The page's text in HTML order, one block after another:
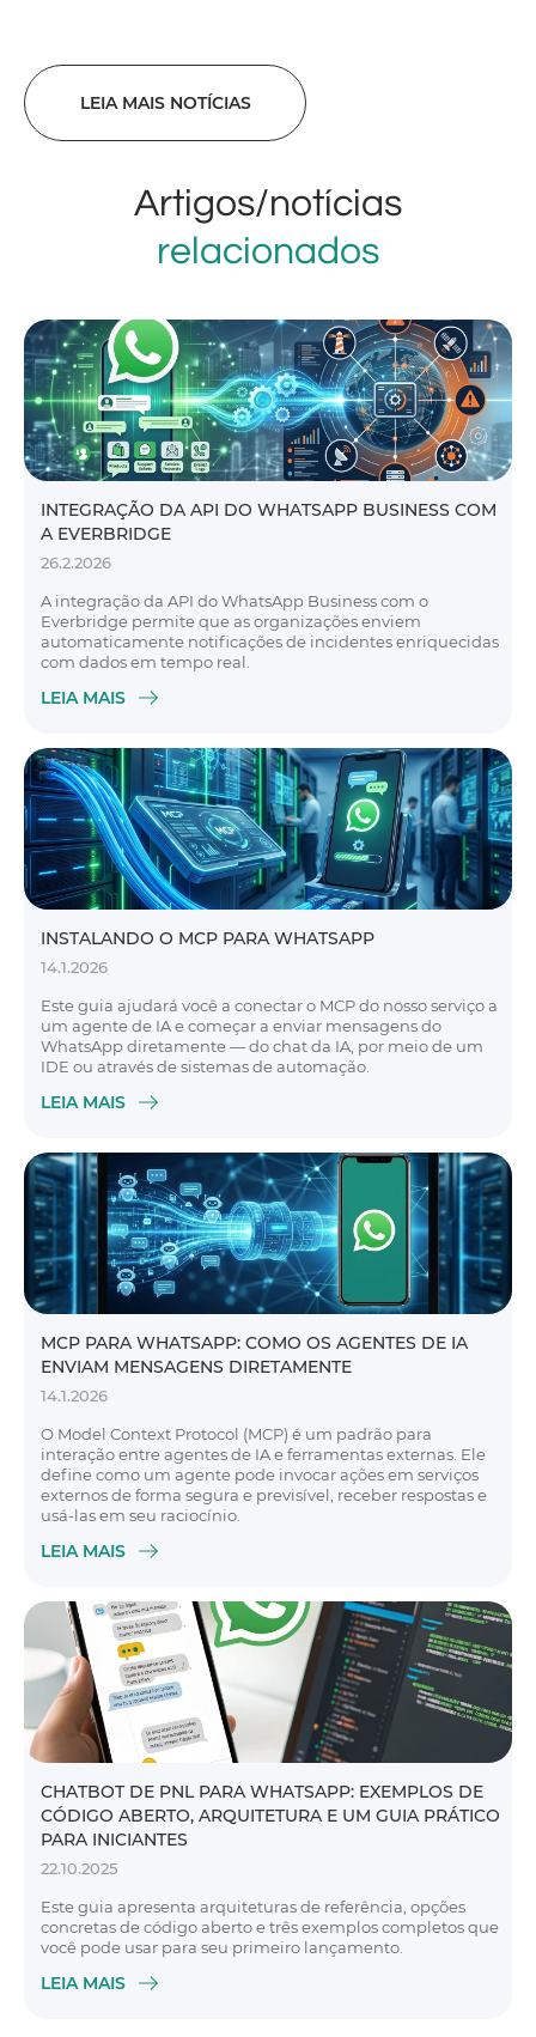
LEIA MAIS NOTÍCIAS
Artigos/notícias
relacionados
INTEGRAÇÃO DA API DO WHATSAPP BUSINESS COM
A EVERBRIDGE
26.2.2026
A integração da API do WhatsApp Business com o
Everbridge permite que as organizações enviem
automaticamente notificações de incidentes enriquecidas
com dados em tempo real.
LEIA MAIS
INSTALANDO O MCP PARA WHATSAPP
14.1.2026
Este guia ajudará você a conectar o MCP do nosso serviço a
um agente de IA e começar a enviar mensagens do
WhatsApp diretamente — do chat da IA, por meio de um
IDE ou através de sistemas de automação.
LEIA MAIS
MCP PARA WHATSAPP: COMO OS AGENTES DE IA
ENVIAM MENSAGENS DIRETAMENTE
14.1.2026
O Model Context Protocol (MCP) é um padrão para
interação entre agentes de IA e ferramentas externas. Ele
define como um agente pode invocar ações em serviços
externos de forma segura e previsível, receber respostas e
usá-las em seu raciocínio.
LEIA MAIS
CHATBOT DE PNL PARA WHATSAPP: EXEMPLOS DE
CÓDIGO ABERTO, ARQUITETURA E UM GUIA PRÁTICO
PARA INICIANTES
22.10.2025
Este guia apresenta arquiteturas de referência, opções
concretas de código aberto e três exemplos completos que
você pode usar para seu primeiro lançamento.
LEIA MAIS